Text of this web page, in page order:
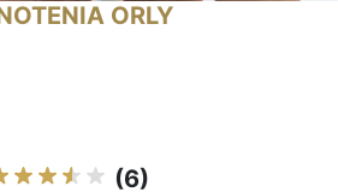
ORLY
(6)